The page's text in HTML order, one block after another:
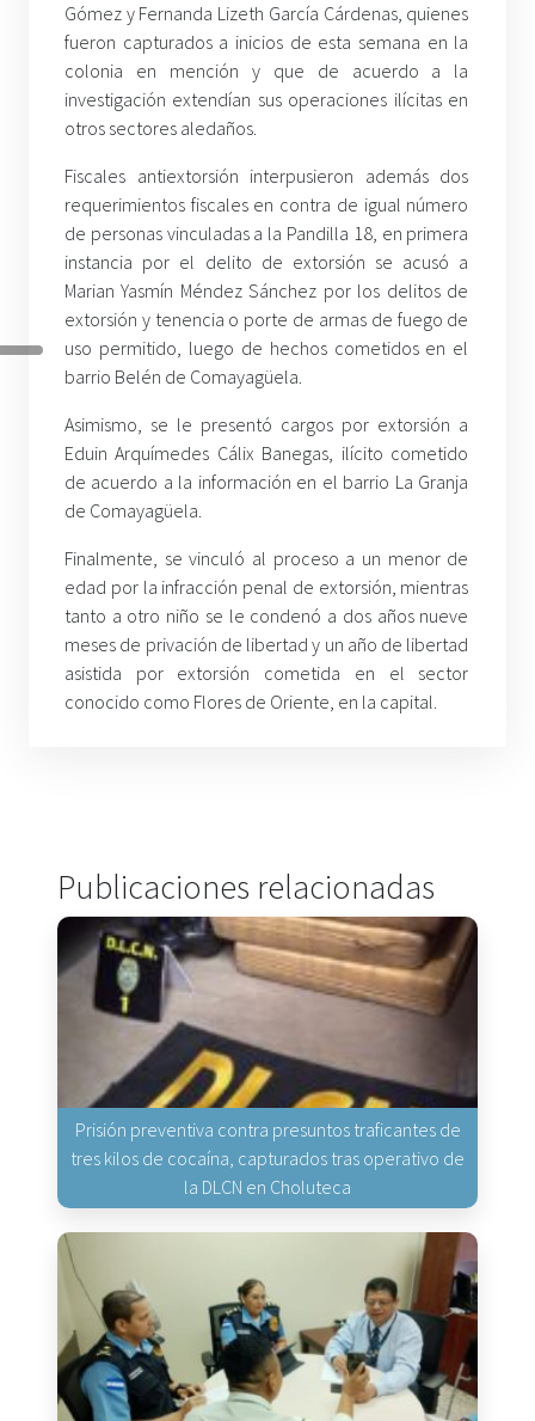
Gómez y Fernanda Lizeth García Cárdenas, quienes
fueron capturados a inicios de esta semana en la
colonia en mención y que de acuerdo a la
investigación extendían sus operaciones ilícitas en
otros sectores aledaños.
Fiscales antiextorsión interpusieron además dos
requerimientos fiscales en contra de igual número
de personas vinculadas a la Pandilla 18, en primera
instancia por el delito de extorsión se acusó a
Marian Yasmín Méndez Sánchez por los delitos de
extorsión y tenencia o porte de armas de fuego de
uso permitido, luego de hechos cometidos en el
barrio Belén de Comayagüela.
Asimismo, se le presentó cargos por extorsión a
Eduin Arquímedes Cálix Banegas, ilícito cometido
de acuerdo a la información en el barrio La Granja
de Comayagüela.
Finalmente, se vinculó al proceso a un menor de
edad por la infracción penal de extorsión, mientras
tanto a otro niño se le condenó a dos años nueve
meses de privación de libertad y un año de libertad
asistida por extorsión cometida en el sector
conocido como Flores de Oriente, en la capital.
Publicaciones relacionadas
Prisión preventiva contra presuntos traficantes de
tres kilos de cocaína, capturados tras operativo de
la DLCN en Choluteca